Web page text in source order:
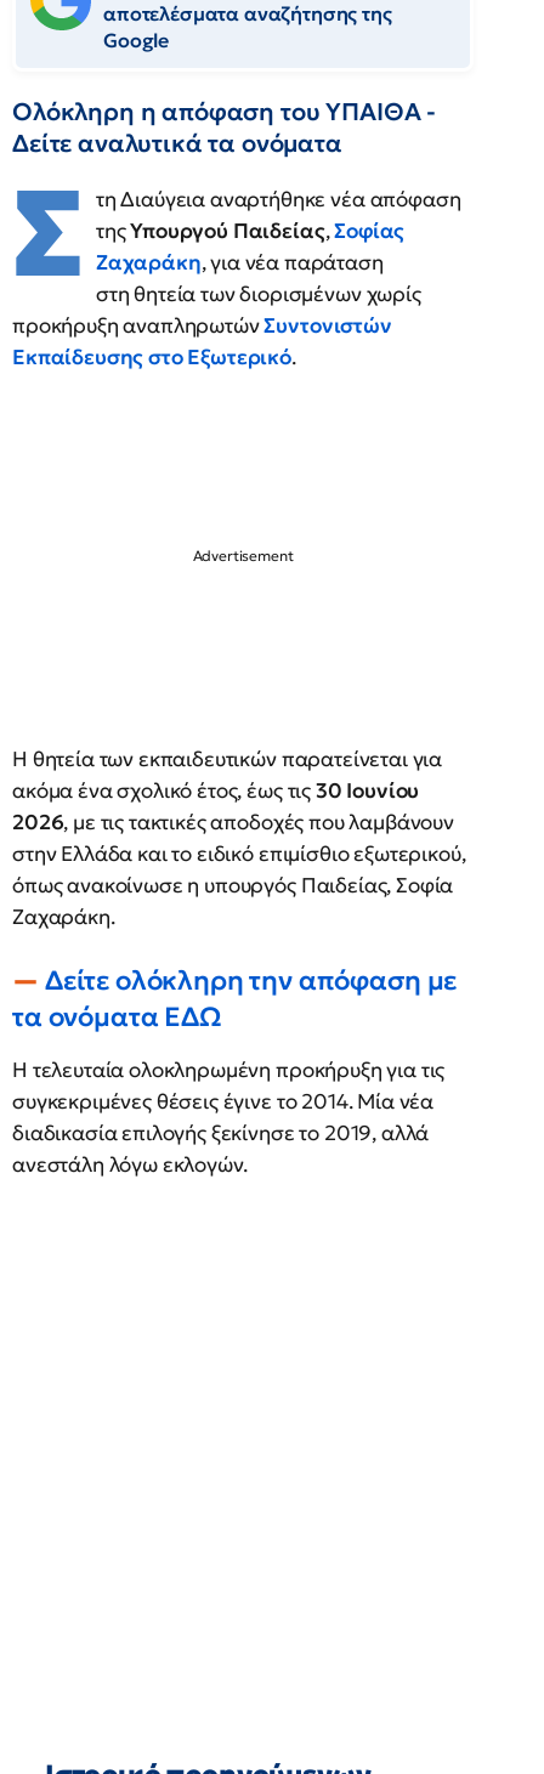
αποτελέσματα αναζήτησης της
Google
Ολόκληρη η απόφαση του ΥΠΑΙΘΑ -
Δείτε αναλυτικά τα ονόματα
Σ τη Διαύγεια αναρτήθηκε νέα απόφαση
τηςΥπουργού Παιδείας,Σοφίας
Ζαχαράκη, για νέα παράταση
στη θητεία των διορισμένων χωρίς
προκήρυξη αναπληρωτώνΣυντονιστών
Εκπαίδευσηςστο Εξωτερικό.
Η θητεία των εκπαιδευτικών παρατείνεται για
ακόμα ένα σχολικό έτος, έως τις30 Ιουνίου
2026, με τις τακτικές αποδοχές που λαμβάνουν
στην Ελλάδα και το ειδικό επιμίσθιο εξωτερικού,
όπως ανακοίνωσε η υπουργός Παιδείας, Σοφία
Ζαχαράκη.
Δείτε ολόκληρη την απόφαση με
τα ονόματα ΕΔΩ
Η τελευταία ολοκληρωμένη προκήρυξη για τις
συγκεκριμένες θέσεις έγινε το 2014. Μία νέα
διαδικασία επιλογής ξεκίνησε το 2019, αλλά
ανεστάλη λόγω εκλογών.